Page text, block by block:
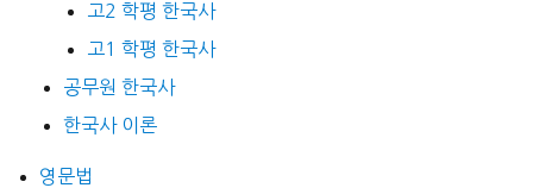
고2 학평 한국사
고1 학평 한국사
공무원 한국사
한국사 이론
영문법